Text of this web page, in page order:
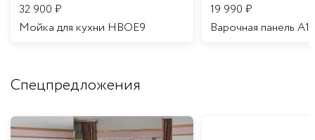
32 900 ₽
Мойка для кухни HBOE9
19 990 ₽
Варочная панель A16
Спецпредложения